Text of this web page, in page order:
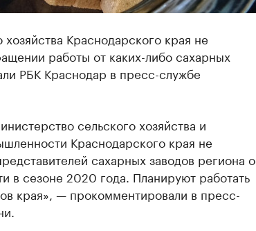
Краснодарского края не
работы от каких-либо сахарных
РБК Краснодар в пресс-службе
сельского хозяйства и
Краснодарского края не
сахарных заводов региона о
в сезоне 2020 года. Планируют работать
края», — прокомментировали в пресс-